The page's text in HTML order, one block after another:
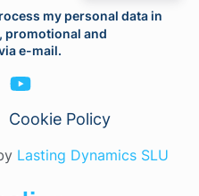
my personal data in
promotional and
e-mail.
Cookie Policy
Lasting Dynamics SLU